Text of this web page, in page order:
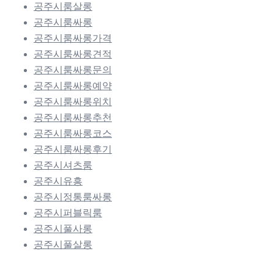
공주시룸살롱
공주시룸싸롱
공주시룸싸롱가격
공주시룸싸롱견적
공주시룸싸롱문의
공주시룸싸롱예약
공주시룸싸롱위치
공주시룸싸롱추천
공주시룸싸롱코스
공주시룸싸롱후기
공주시셔츠룸
공주시유흥
공주시정통룸싸롱
공주시퍼블릭룸
공주시풀사롱
공주시풀살롱